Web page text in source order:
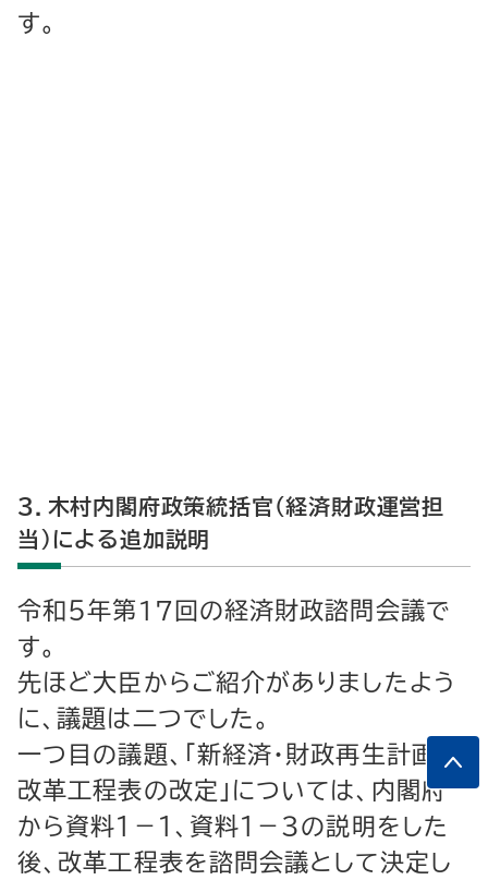
す。
３．木村内閣府政策統括官（経済財政運営担
当）による追加説明
令和５年第17回の経済財政諮問会議で
す。
先ほど大臣からご紹介がありましたよう
に、議題は二つでした。
一つ目の議題、「新経済・財政再生計画の
改革工程表の改定」については、内閣府
から資料１－１、資料１－３の説明をした
後、改革工程表を諮問会議として決定し